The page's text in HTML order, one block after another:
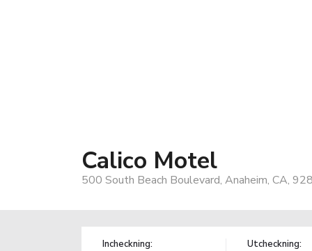
Calico Motel
500 South Beach Boulevard, Anaheim, CA,
Incheckning: Utcheckning: